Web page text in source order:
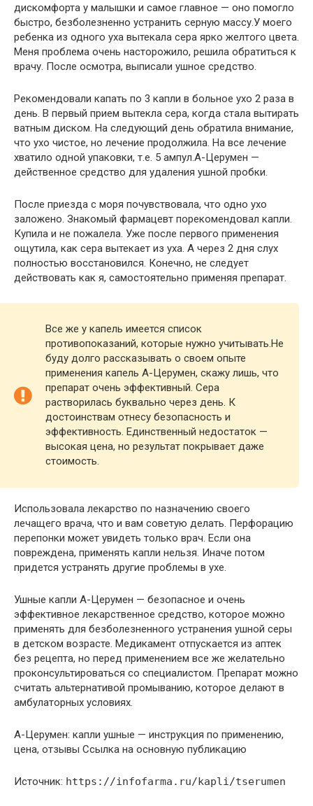
дискомфорта у малышки и самое главное — оно помогло
быстро, безболезненно устранить серную массу.У моего
ребенка из одного уха вытекала сера ярко желтого цвета.
Меня проблема очень насторожило, решила обратиться к
врачу. После осмотра, выписали ушное средство.
Рекомендовали капать по 3 капли в больное ухо 2 раза в
день. В первый прием вытекла сера, когда стала вытирать
ватным диском. На следующий день обратила внимание,
что ухо чистое, но лечение продолжила. На все лечение
хватило одной упаковки, т.е. 5 ампул.А-Церумен —
действенное средство для удаления ушной пробки.
После приезда с моря почувствовала, что одно ухо
заложено. Знакомый фармацевт порекомендовал капли.
Купила и не пожалела. Уже после первого применения
ощутила, как сера вытекает из уха. А через 2 дня слух
полностью восстановился. Конечно, не следует
действовать как я, самостоятельно применяя препарат.
Все же у капель имеется список
противопоказаний, которые нужно учитывать.Не
буду долго рассказывать о своем опыте
применения капель А-Церумен, скажу лишь, что
препарат очень эффективный. Сера
растворилась буквально через день. К
достоинствам отнесу безопасность и
эффективность. Единственный недостаток —
высокая цена, но результат покрывает даже
стоимость.
Использовала лекарство по назначению своего
лечащего врача, что и вам советую делать. Перфорацию
перепонки может увидеть только врач. Если она
повреждена, применять капли нельзя. Иначе потом
придется устранять другие проблемы в ухе.
Ушные капли А-Церумен — безопасное и очень
эффективное лекарственное средство, которое можно
применять для безболезненного устранения ушной серы
в детском возрасте. Медикамент отпускается из аптек
без рецепта, но перед применением все же желательно
проконсультироваться со специалистом. Препарат можно
считать альтернативой промыванию, которое делают в
амбулаторных условиях.
А-Церумен: капли ушные — инструкция по применению,
цена, отзывы Ссылка на основную публикацию
Источник: https://infofarma.ru/kapli/tserumen